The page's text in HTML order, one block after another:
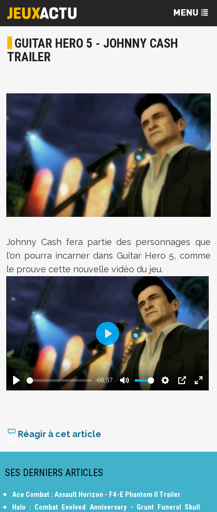
GUITAR HERO 5 - JOHNNY CASH
TRAILER
Johnny Cash fera partie des personnages que
l'on pourra incarner dans Guitar Hero 5, comme
le prouve cette nouvelle vidéo du jeu.
Réagir à cet article
SES DERNIERS ARTICLES
Ace Combat : Assault Horizon - F4-E Phantom II Trailer
Halo : Combat Evolved Anniversary - Grunt Funeral Skull